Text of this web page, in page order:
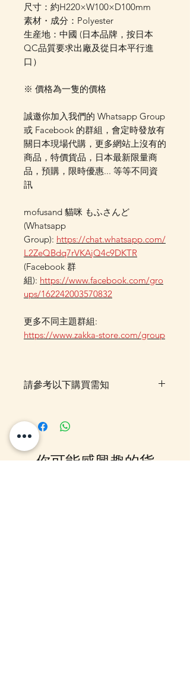
尺寸：約H220×W100×D100mm
素材・成分：Polyester
生産地：中國 (日本品牌，按日本
QC品質要求出廠及從日本平行進
口）
※ 價格為一隻的價格
誠邀你加入我們的 Whatsapp Group
或 Facebook 的群組，會定時發放有
關日本現場代購，更多網站上沒有的
商品，特價貨品，日本最新限量商
品，預購，限時優惠... 等等不同資
訊
mofusand 貓咪 もふさんど
(Whatsapp
Group): https://chat.whatsapp.com/
L2ZeQBdq7rVKAjQ4c9DKTR
(Facebook 群
組): https://www.facebook.com/gro
ups/162242003570832
更多不同主題群組:
https://www.zakka-store.com/group
請參考以下購買需知
我們大阪分公司採購及空運到香
港，落單後我們會有E-mail及
Whatsapp 確認，客戶亦可
Whatsapp 我們查詢最更新的貨
你可能感興趣的貨